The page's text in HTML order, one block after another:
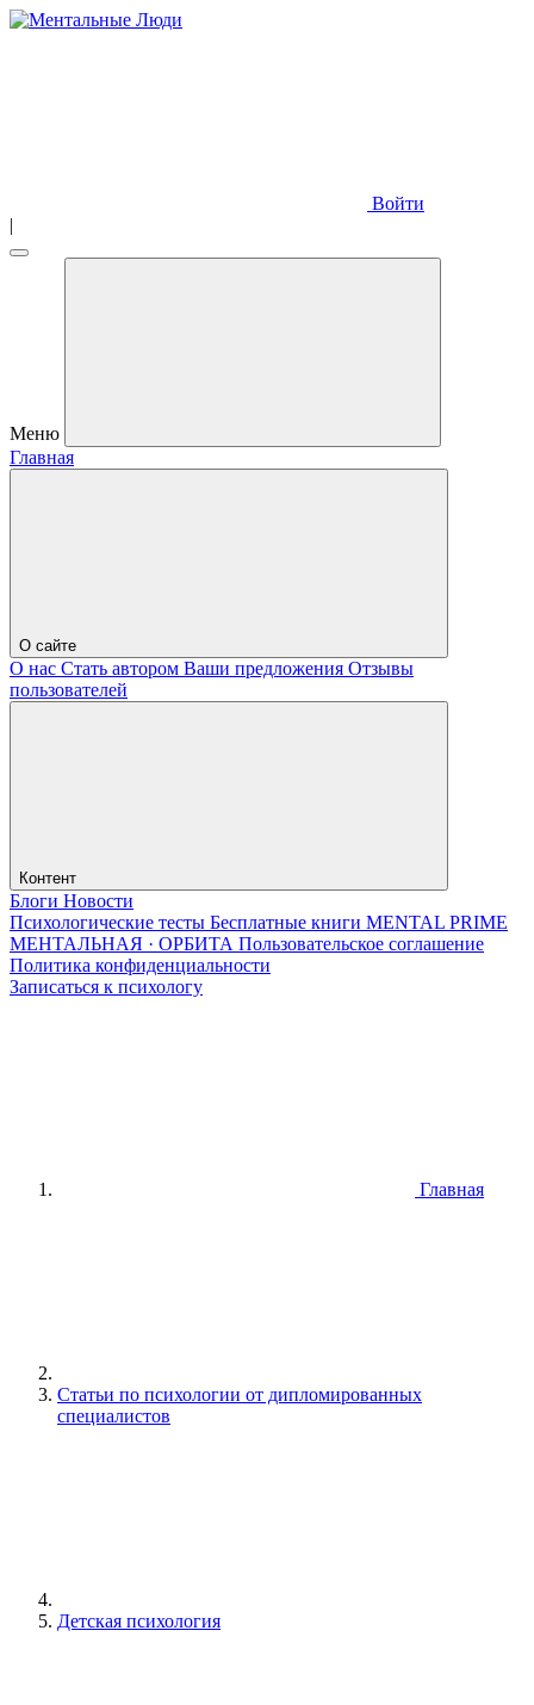
Войти
|
Меню
Главная
О сайте
О нас Стать автором Ваши предложения Отзывы
пользователей
Контент
Блоги Новости
Психологические тесты Бесплатные книги MENTAL PRIME
МЕНТАЛЬНАЯ · ОРБИТА Пользовательское соглашение
Политика конфиденциальности
Записаться к психологу
Главная
Статьи по психологии от дипломированных
специалистов
Детская психология